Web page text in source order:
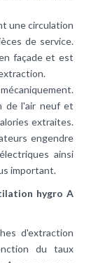
une circulation
de service.
façade et est
de l'air neuf et
extraites.
engendre
ainsi
important.
hygro A
d'extraction
du taux